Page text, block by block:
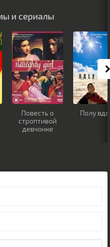
и сериалы
Повесть о
строптивой
девчонке
Полу